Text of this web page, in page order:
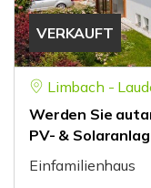
VERKAUFT
Limbach -
Werden Sie
PV- &
Einfamilienhaus